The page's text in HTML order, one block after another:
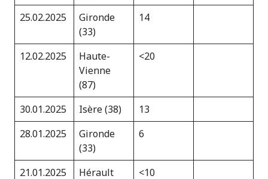
25.02.2025
Gironde
(33)
14
12.02.2025
Haute-
Vienne
(87)
<20
30.01.2025 Isère (38)
13
28.01.2025
Gironde
(33)
6
21.01.2025
Hérault
<10